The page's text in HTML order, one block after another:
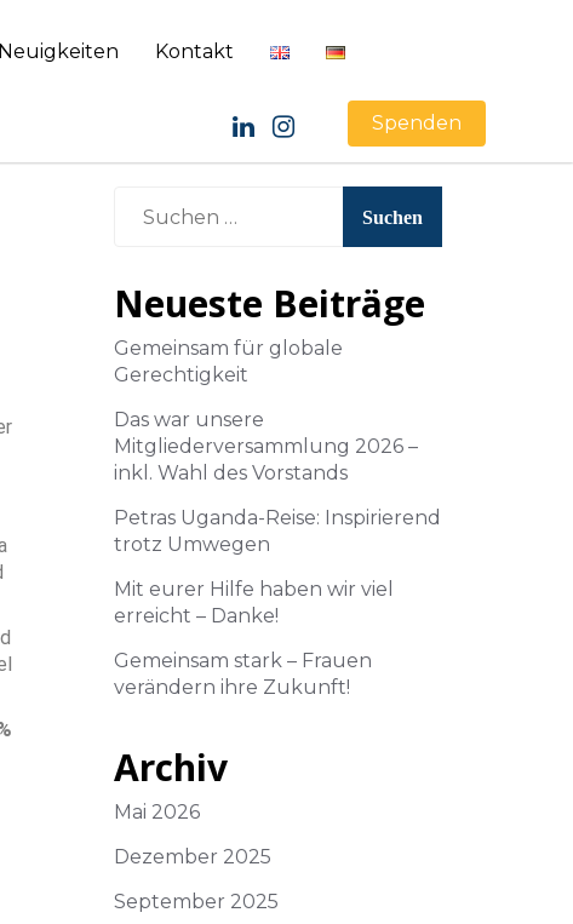
Neuigkeiten Kontakt
Spenden
Neueste Beiträge
Gemeinsam für globale
Gerechtigkeit
Das war unsere
Mitgliederversammlung 2026 –
inkl. Wahl des Vorstands
Petras Uganda-Reise: Inspirierend
trotz Umwegen
Mit eurer Hilfe haben wir viel
erreicht – Danke!
Gemeinsam stark – Frauen
verändern ihre Zukunft!
Archiv
Mai 2026
Dezember 2025
September 2025